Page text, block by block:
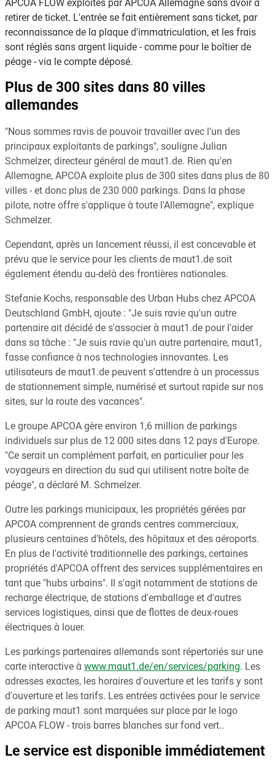
APCOA FLOW exploités par APCOA Allemagne sans avoir à
retirer de ticket. L'entrée se fait entièrement sans ticket, par
reconnaissance de la plaque d'immatriculation, et les frais
sont réglés sans argent liquide - comme pour le boîtier de
péage - via le compte déposé.
Plus de 300 sites dans 80 villes
allemandes
"Nous sommes ravis de pouvoir travailler avec l'un des
principaux exploitants de parkings", souligne Julian
Schmelzer, directeur général de maut1.de. Rien qu'en
Allemagne, APCOA exploite plus de 300 sites dans plus de 80
villes - et donc plus de 230 000 parkings. Dans la phase
pilote, notre offre s'applique à toute l'Allemagne", explique
Schmelzer.
Cependant, après un lancement réussi, il est concevable et
prévu que le service pour les clients de maut1.de soit
également étendu au-delà des frontières nationales.
Stefanie Kochs, responsable des Urban Hubs chez APCOA
Deutschland GmbH, ajoute : "Je suis ravie qu'un autre
partenaire ait décidé de s'associer à maut1.de pour l'aider
dans sa tâche : "Je suis ravie qu'un autre partenaire, maut1,
fasse confiance à nos technologies innovantes. Les
utilisateurs de maut1.de peuvent s'attendre à un processus
de stationnement simple, numérisé et surtout rapide sur nos
sites, sur la route des vacances".
Le groupe APCOA gère environ 1,6 million de parkings
individuels sur plus de 12 000 sites dans 12 pays d'Europe.
"Ce serait un complément parfait, en particulier pour les
voyageurs en direction du sud qui utilisent notre boîte de
péage", a déclaré M. Schmelzer.
Outre les parkings municipaux, les propriétés gérées par
APCOA comprennent de grands centres commerciaux,
plusieurs centaines d'hôtels, des hôpitaux et des aéroports.
En plus de l'activité traditionnelle des parkings, certaines
propriétés d'APCOA offrent des services supplémentaires en
tant que "hubs urbains". Il s'agit notamment de stations de
recharge électrique, de stations d'emballage et d'autres
services logistiques, ainsi que de flottes de deux-roues
électriques à louer.
Les parkings partenaires allemands sont répertoriés sur une
carte interactive à www.maut1.de/en/services/parking. Les
adresses exactes, les horaires d'ouverture et les tarifs y sont
d'ouverture et les tarifs. Les entrées activées pour le service
de parking maut1 sont marquées sur place par le logo
APCOA FLOW - trois barres blanches sur fond vert..
Le service est disponible immédiatement